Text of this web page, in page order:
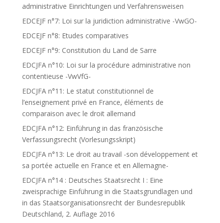
administrative Einrichtungen und Verfahrensweisen
EDCEJF n°7: Loi sur la juridiction administrative -VwGO-
EDCEJF n°8: Etudes comparatives
EDCEJF n°9: Constitution du Land de Sarre
EDCJFA n°10: Loi sur la procédure administrative non
contentieuse -VwVfG-
EDCJFA n°11: Le statut constitutionnel de
l’enseignement privé en France, éléments de
comparaison avec le droit allemand
EDCJFA n°12: Einführung in das französische
Verfassungsrecht (Vorlesungsskript)
EDCJFA n°13: Le droit au travail -son développement et
sa portée actuelle en France et en Allemagne-
EDCJFA n°14 : Deutsches Staatsrecht I : Eine
zweisprachige Einführung in die Staatsgrundlagen und
in das Staatsorganisationsrecht der Bundesrepublik
Deutschland, 2. Auflage 2016